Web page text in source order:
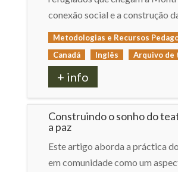
conexão social e a construção
Metodologias e Recursos
Canadá
Inglês Arquivo de
+ info
Construindo o sonho do
a paz
Este artigo aborda a práctica
em comunidade como um